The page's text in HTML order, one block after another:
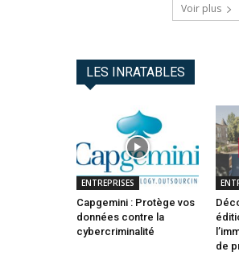
Voir plus
LES INRATABLES
ENTREPRISES
Capgemini : Protège vos
données contre la
cybercriminalité
de